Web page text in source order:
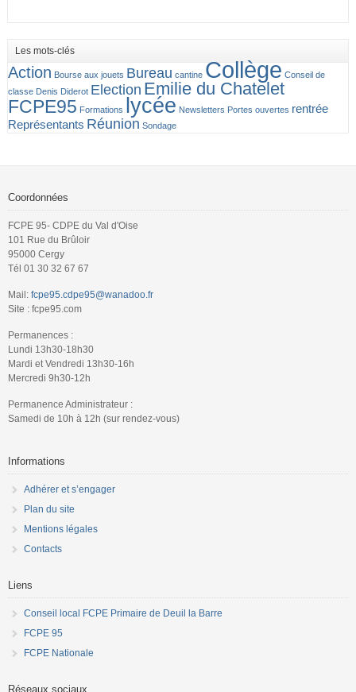
Les mots-clés
Action Bourse aux jouets Bureau cantine Collège Conseil de
classe Denis Diderot Election Emilie du Chatelet
FCPE95 Formations lycée Newsletters Portes ouvertes rentrée
Représentants Réunion Sondage
Coordonnées
FCPE 95- CDPE du Val d'Oise
101 Rue du Brûloir
95000 Cergy
Tél 01 30 32 67 67
Mail: fcpe95.cdpe95@wanadoo.fr
Site : fcpe95.com
Permanences :
Lundi 13h30-18h30
Mardi et Vendredi 13h30-16h
Mercredi 9h30-12h
Permanence Administrateur :
Samedi de 10h à 12h (sur rendez-vous)
Informations
Adhérer et s’engager
Plan du site
Mentions légales
Contacts
Liens
Conseil local FCPE Primaire de Deuil la Barre
FCPE 95
FCPE Nationale
Réseaux sociaux